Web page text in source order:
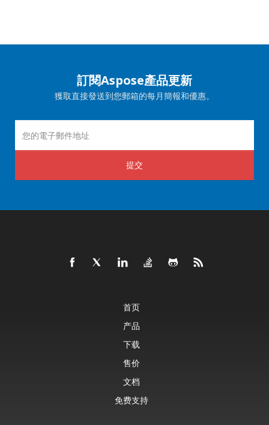
訂閱Aspose產品更新
獲取直接發送到您郵箱的每月簡報和優惠。
提交
首页
产品
下载
售价
文档
免费支持